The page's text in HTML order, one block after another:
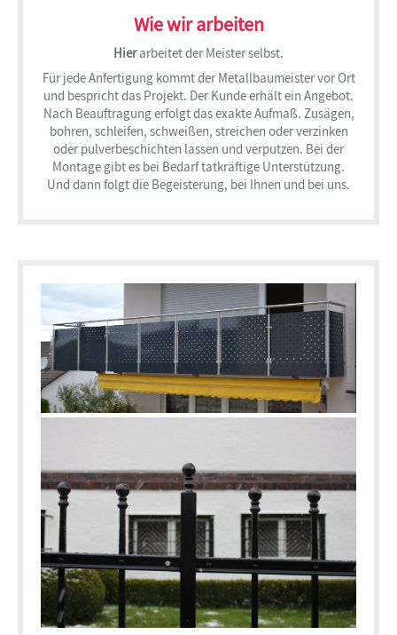
Wie wir arbeiten
Hierarbeitet der Meister selbst.
Für jede Anfertigung kommt der Metallbaumeister vor Ort
und bespricht das Projekt. Der Kunde erhält ein Angebot.
Nach Beauftragung erfolgt das exakte Aufmaß. Zusägen,
bohren, schleifen, schweißen, streichen oder verzinken
oder pulverbeschichten lassen und verputzen. Bei der
Montage gibt es bei Bedarf tatkräftige Unterstützung.
Und dann folgt die Begeisterung, bei Ihnen und bei uns.